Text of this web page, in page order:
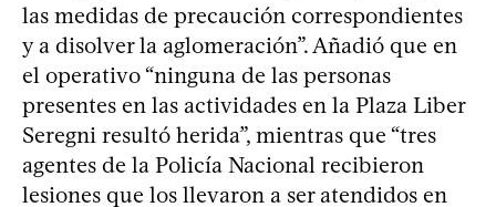
las medidas de precaución correspondientes
y a disolver la aglomeración”. Añadió que en
el operativo “ninguna de las personas
presentes en las actividades en la Plaza Liber
Seregni resultó herida”, mientras que “tres
agentes de la Policía Nacional recibieron
lesiones que los llevaron a ser atendidos en